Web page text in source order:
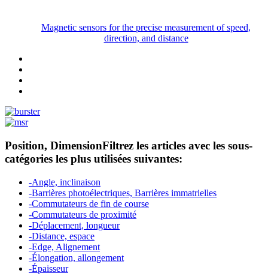
Magnetic sensors for the precise measurement of speed,
direction, and distance
Position, DimensionFiltrez les articles avec les sous-
catégories les plus utilisées suivantes:
-Angle, inclinaison
-Barrières photoélectriques, Barrières immatrielles
-Commutateurs de fin de course
-Commutateurs de proximité
-Déplacement, longueur
-Distance, espace
-Edge, Alignement
-Élongation, allongement
-Épaisseur